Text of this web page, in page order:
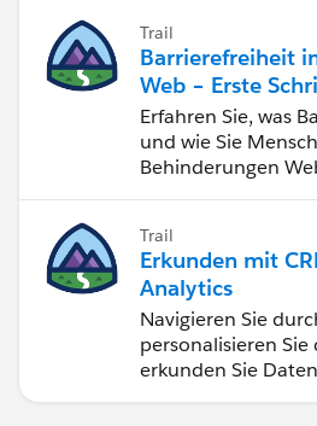
bessere
erzielen.
Trail
Barrierefreiheit
Web – Erste
Erfahren Sie, was
und wie Sie
Behinderungen
Trail
Erkunden mit
Analytics
Navigieren Sie
personalisieren Sie
erkunden Sie